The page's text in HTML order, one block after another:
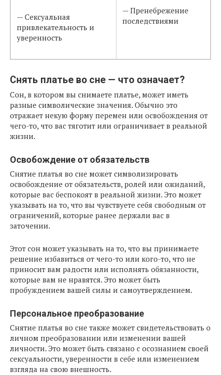
— Сексуальная
привлекательность и
уверенность
— Пренебрежение
последствиями
Снять платье во сне — что означает?
Сон, в котором вы снимаете платье, может иметь
разные символические значения. Обычно это
отражает некую форму перемен или освобождения от
чего-то, что вас тяготит или ограничивает в реальной
жизни.
Освобождение от обязательств
Снятие платья во сне может символизировать
освобождение от обязательств, ролей или ожиданий,
которые вас беспокоят в реальной жизни. Это может
указывать на то, что вы чувствуете себя свободным от
ограничений, которые ранее держали вас в
заточении.
Этот сон может указывать на то, что вы принимаете
решение избавиться от чего-то или кого-то, что не
приносит вам радости или исполнять обязанности,
которые вам не нравятся. Это может быть
пробуждением вашей силы и самоутверждением.
Персональное преобразование
Снятие платья во сне также может свидетельствовать о
личном преобразовании или изменении вашей
личности. Это может быть связано с осознанием своей
сексуальности, уверенности в себе или изменением
взгляда на свою внешность.